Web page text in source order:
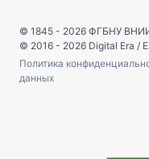
© 1845 - 2026 ФГБНУ
© 2016 - 2026 Digital Era /
Политика
данных